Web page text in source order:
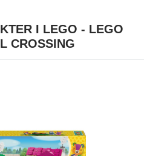
I LEGO - LEGO
CROSSING